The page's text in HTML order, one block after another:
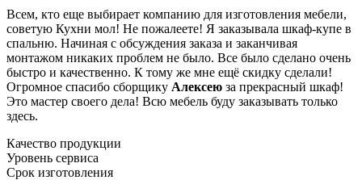
Всем, кто еще выбирает компанию для изготовления мебели,
советую Кухни мол! Не пожалеете! Я заказывала шкаф-купе в
спальню. Начиная с обсуждения заказа и заканчивая
монтажом никаких проблем не было. Все было сделано очень
быстро и качественно. К тому же мне ещё скидку сделали!
Огромное спасибо сборщику Алексею за прекрасный шкаф!
Это мастер своего дела! Всю мебель буду заказывать только
здесь.
Качество продукции
Уровень сервиса
Срок изготовления